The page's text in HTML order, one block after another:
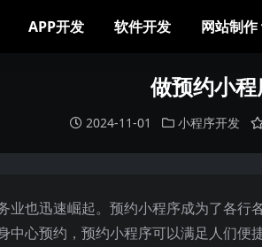
APP开发 软件开发 网站制作
做预约小
2024-11-01 小程序开发
也迅速崛起。预约小程序成为了各行
中心预约，预约小程序可以满足人们便